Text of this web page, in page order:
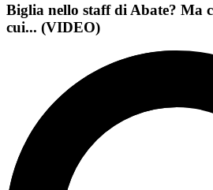
Biglia nello staff di Abate? Ma
cui... (VIDEO)